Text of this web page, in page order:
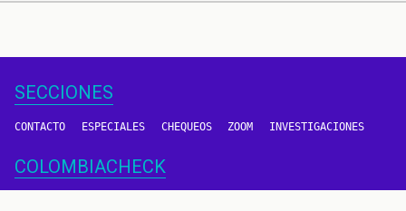
SECCIONES
CONTACTO ESPECIALES CHEQUEOS ZOOM INVESTIGACIONES
COLOMBIACHECK